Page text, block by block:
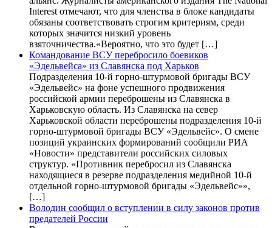
Interest отмечают, что для членства в блоке кандидаты
обязаны соответствовать строгим критериям, среди
которых значится низкий уровень
взяточничества.«Вероятно, что это будет […]
Командование ВСУ перебросило боевиков
«Эдельвейса» из Славянска под Харьков
Подразделения 10-й горно-штурмовой бригады ВСУ
«Эдельвейс» на фоне успешного продвижения
российской армии переброшены из Славянска в
Харьковскую область. Из Славянска на север
Харьковской области переброшены подразделения 10-й
горно-штурмовой бригады ВСУ «Эдельвейс». О смене
позиций украинских формирований сообщили РИА
«Новости» представители российских силовых
структур. «Противник перебросил из Славянска
находящиеся в резерве подразделения медийной 10-й
отдельной горно-штурмовой бригады «Эдельвейс»»,
[…]
Володин сообщил о вступлении в силу законов против
предателей России